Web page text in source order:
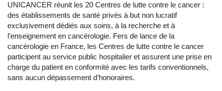
UNICANCER réunit les 20 Centres de lutte contre le cancer :
des établissements de santé privés à but non lucratif
exclusivement dédiés aux soins, à la recherche et à
l’enseignement en cancérologie. Fers de lance de la
cancérologie en France, les Centres de lutte contre le cancer
participent au service public hospitalier et assurent une prise en
charge du patient en conformité avec les tarifs conventionnels,
sans aucun dépassement d’honoraires.